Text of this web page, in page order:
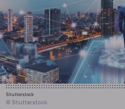
Shutterstock
© Shutterstock